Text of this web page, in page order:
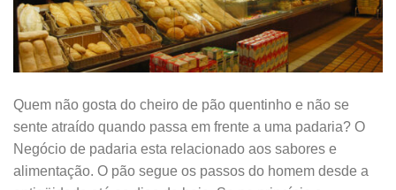
Quem não gosta do cheiro de pão quentinho e não se
sente atraído quando passa em frente a uma padaria? O
Negócio de padaria esta relacionado aos sabores e
alimentação. O pão segue os passos do homem desde a